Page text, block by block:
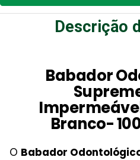
Descrição
Babador
Branco-
O Babador